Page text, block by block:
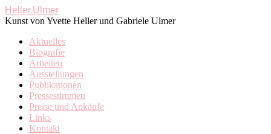
Heller.Ulmer
Kunst von Yvette Heller und Gabriele Ulmer
Aktuelles
Biografie
Arbeiten
Ausstellungen
Publikationen
Pressestimmen
Preise und Ankäufe
Links
Kontakt